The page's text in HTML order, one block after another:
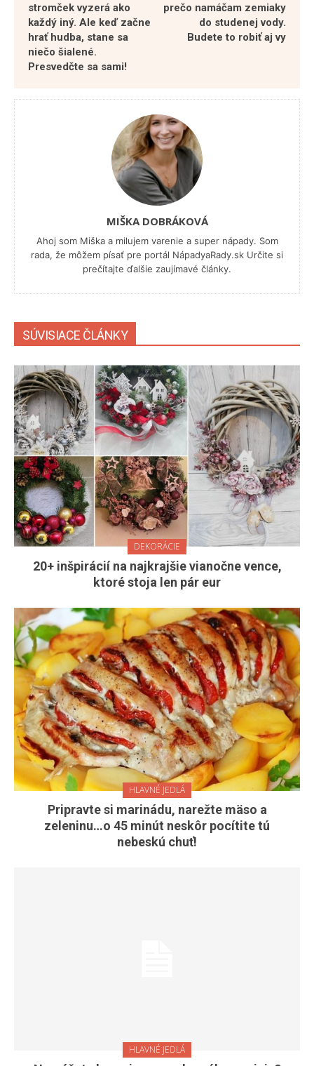
stromček vyzerá ako
každý iný. Ale keď začne
hrať hudba, stane sa
niečo šialené.
Presvedčte sa sami!
prečo namáčam zemiaky
do studenej vody.
Budete to robiť aj vy
MIŠKA DOBRÁKOVÁ
Ahoj som Miška a milujem varenie a super nápady. Som
rada, že môžem písať pre portál NápadyaRady.sk Určite si
prečítajte ďalšie zaujímavé články.
SÚVISIACE ČLÁNKY
DEKORÁCIE
20+ inšpirácií na najkrajšie vianočne vence,
ktoré stoja len pár eur
HLAVNÉ JEDLÁ
Pripravte si marinádu, narežte mäso a
zeleninu…o 45 minút neskôr pocítite tú
nebeskú chuť!
HLAVNÉ JEDLÁ